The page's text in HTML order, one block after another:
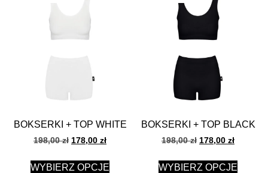
BOKSERKI + TOP WHITE
198,00zł 178,00 zł
WYBIERZ OPCJE
BOKSERKI + TOP BLACK
198,00zł 178,00 zł
WYBIERZ OPCJE